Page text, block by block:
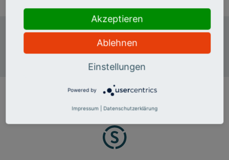
Deutsches Stiftungszentrum
Baedekerstraße 1
Akzeptieren
Ablehnen
Einstellungen
Powered by
Impressum Datenschutzerklärung